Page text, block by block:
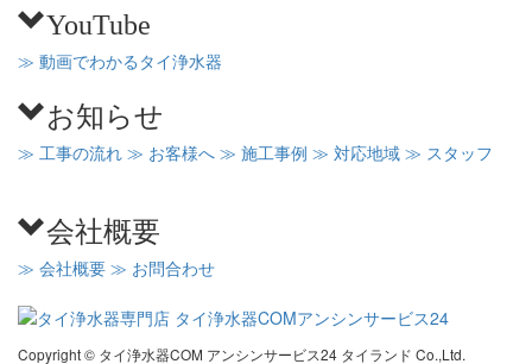
YouTube
≫ 動画でわかるタイ浄水器
お知らせ
≫ 工事の流れ ≫ お客様へ ≫ 施工事例 ≫ 対応地域 ≫ スタッフ
会社概要
≫ 会社概要 ≫ お問合わせ
Copyright © タイ浄水器COM アンシンサービス24 タイランド Co.,Ltd.